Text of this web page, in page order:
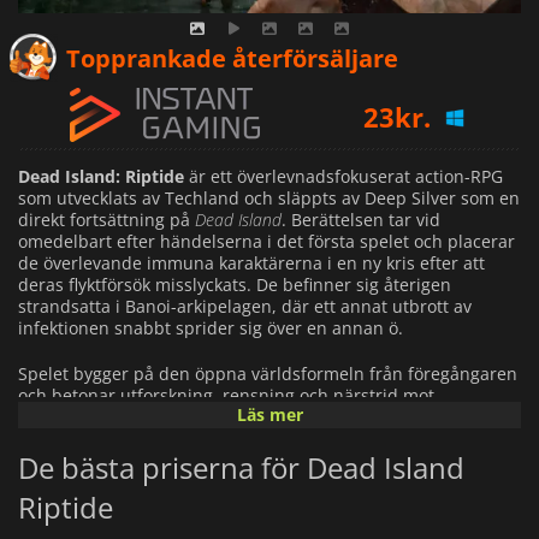
Topprankade återförsäljare
16kr.
23kr.
26kr.
Dead Island: Riptide är ett överlevnadsfokuserat action-RPG
som utvecklats av Techland och släppts av Deep Silver som en
direkt fortsättning på Dead Island. Berättelsen tar vid
omedelbart efter händelserna i det första spelet och placerar
de överlevande immuna karaktärerna i en ny kris efter att
deras flyktförsök misslyckats. De befinner sig återigen
strandsatta i Banoi-arkipelagen, där ett annat utbrott av
infektionen snabbt sprider sig över en annan ö.
Spelet bygger på den öppna världsformeln från föregångaren
och betonar utforskning, rensning och närstrid mot
överväldigande zombiehot. Spelarna måste navigera genom
täta djungelregioner och staden Henderson, samtidigt som de
hanterar begränsade resurser och tillverkar improviserade
vapen för att hålla sig vid liv. Miljöfaror och skiftande
väderförhållanden gör överlevnaden ännu mer oförutsägbar.
Läs mer
De bästa priserna för Dead Island
Riptide